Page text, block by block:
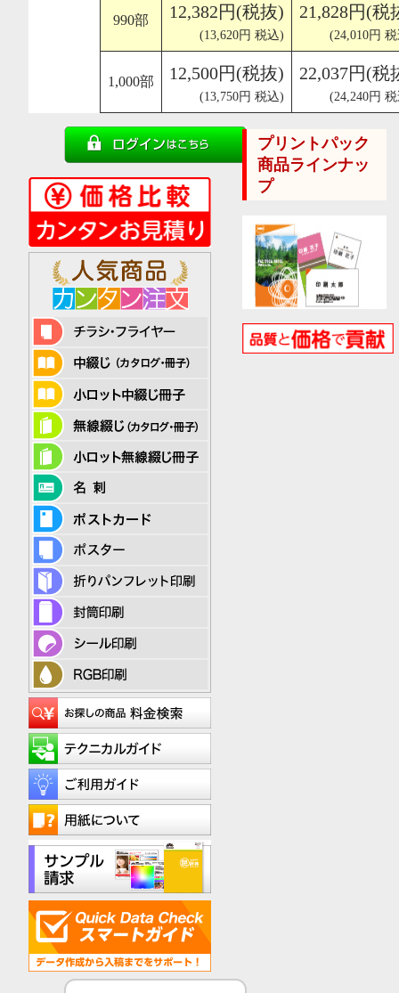
990部 12,382円(税抜)
(13,620円 税込)
21,828円(税
(24,010円
1,000部 12,500円(税抜)
(13,750円 税込)
22,037円(税
(24,240円
プリントパック
商品ラインナッ
プ